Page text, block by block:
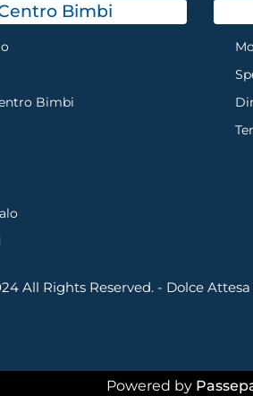
Bimbi
Bimbi
All Rights Reserved. - Dolce Attesa
Powered by